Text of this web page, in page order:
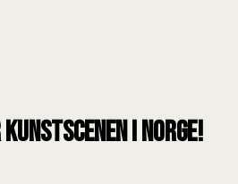
i Norge!